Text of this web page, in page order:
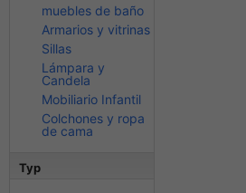
muebles de baño
Armarios y vitrinas
Sillas
Lámpara y
Candela
Mobiliario Infantil
Colchones y ropa
de cama
Typ